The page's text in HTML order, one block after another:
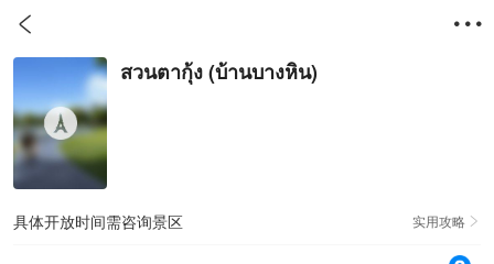
 
สวนตากุ้ง (บ้านบางหิน)
具体开放时间需咨询景区 实用攻略 